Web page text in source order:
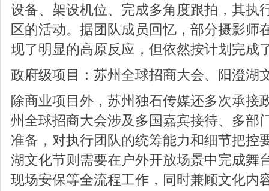
设备、架设机位、完成多角度跟拍，其执
区的活动。据团队成员回忆，部分摄影师
现了明显的高原反应，但依然按计划完成
政府级项目：苏州全球招商大会、阳澄湖
除商业项目外，苏州独石传媒还多次承接
州全球招商大会涉及多国嘉宾接待、多部
准备，对执行团队的统筹能力和细节把控
湖文化节则需要在户外开放场景中完成舞
现场安保等全流程工作，同时兼顾文化内